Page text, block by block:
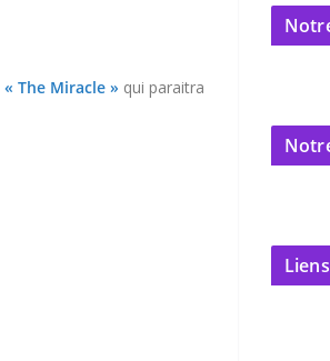
« The Miracle » qui paraitra